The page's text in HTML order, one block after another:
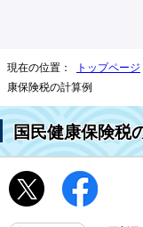
現在の位置： トップページ
康保険税の計算例
国民健康保険税